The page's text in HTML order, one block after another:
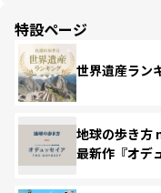
特設ページ
世界遺産ラン
地球の歩き方
最新作『オデ